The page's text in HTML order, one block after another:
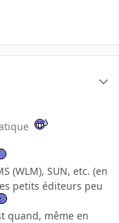
(WLM), SUN, etc. (en
petits éditeurs peu
quand, même en